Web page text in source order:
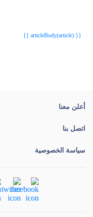
{{ articleBody(article) }}
أعلن معنا
اتصل بنا
سياسة الخصوصية